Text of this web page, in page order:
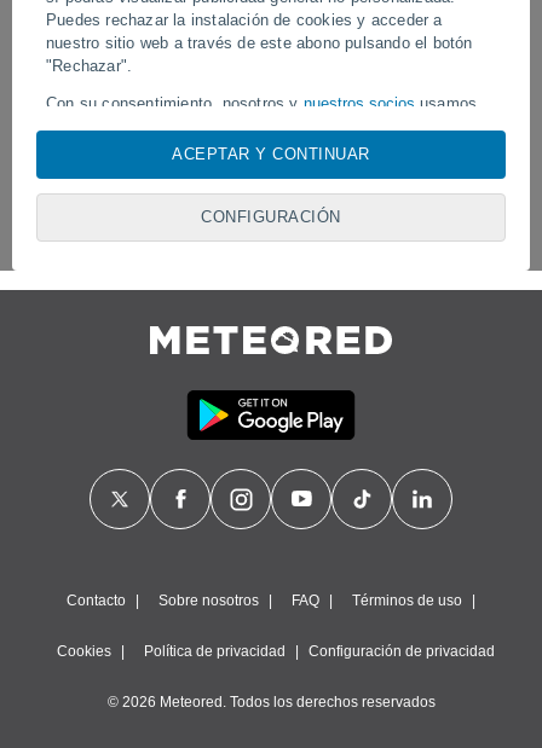
Puedes rechazar la instalación de cookies y acceder a
nuestro sitio web a través de este abono pulsando el botón
"Rechazar".
Con su consentimiento, nosotros y nuestros socios usamos
cookies, identificadores únicos o tecnologías similares para
almacenar, acceder y procesar datos personales como su
identificadores de cookies. Es posible que algunos
proveedores traten tus datos personales en virtud de un
interés legítimo, algo a lo que puedes oponerte. Para ello,
datos en cualquier momento haciendo clic en"Configurar"o
Nosotros y nuestros socios hacemos el siguiente
Almacenar la información en un dispositivo y/o acceder a
ella, uso de datos limitados para seleccionar anuncios
perfiles para seleccionar la publicidad personalizada, crear un
perfil para personalizar el contenido, uso de perfiles para la
selección de contenido personalizado, medir el rendimiento
la combinación de datos procedentes de diferentes fuentes,
con el objetivo de seleccionar el contenido.
mediante análisis de dispositivos, publicidad y contenido
ACEPTAR Y CONTINUAR
CONFIGURACIÓN
Un enorme diablo de polvo fue
Síguenos
Contacto Sobre nosotros FAQ Términos de uso
Cookies Política de privacidad Configuración de privacidad
© 2026 Meteored. Todos los derechos reservados